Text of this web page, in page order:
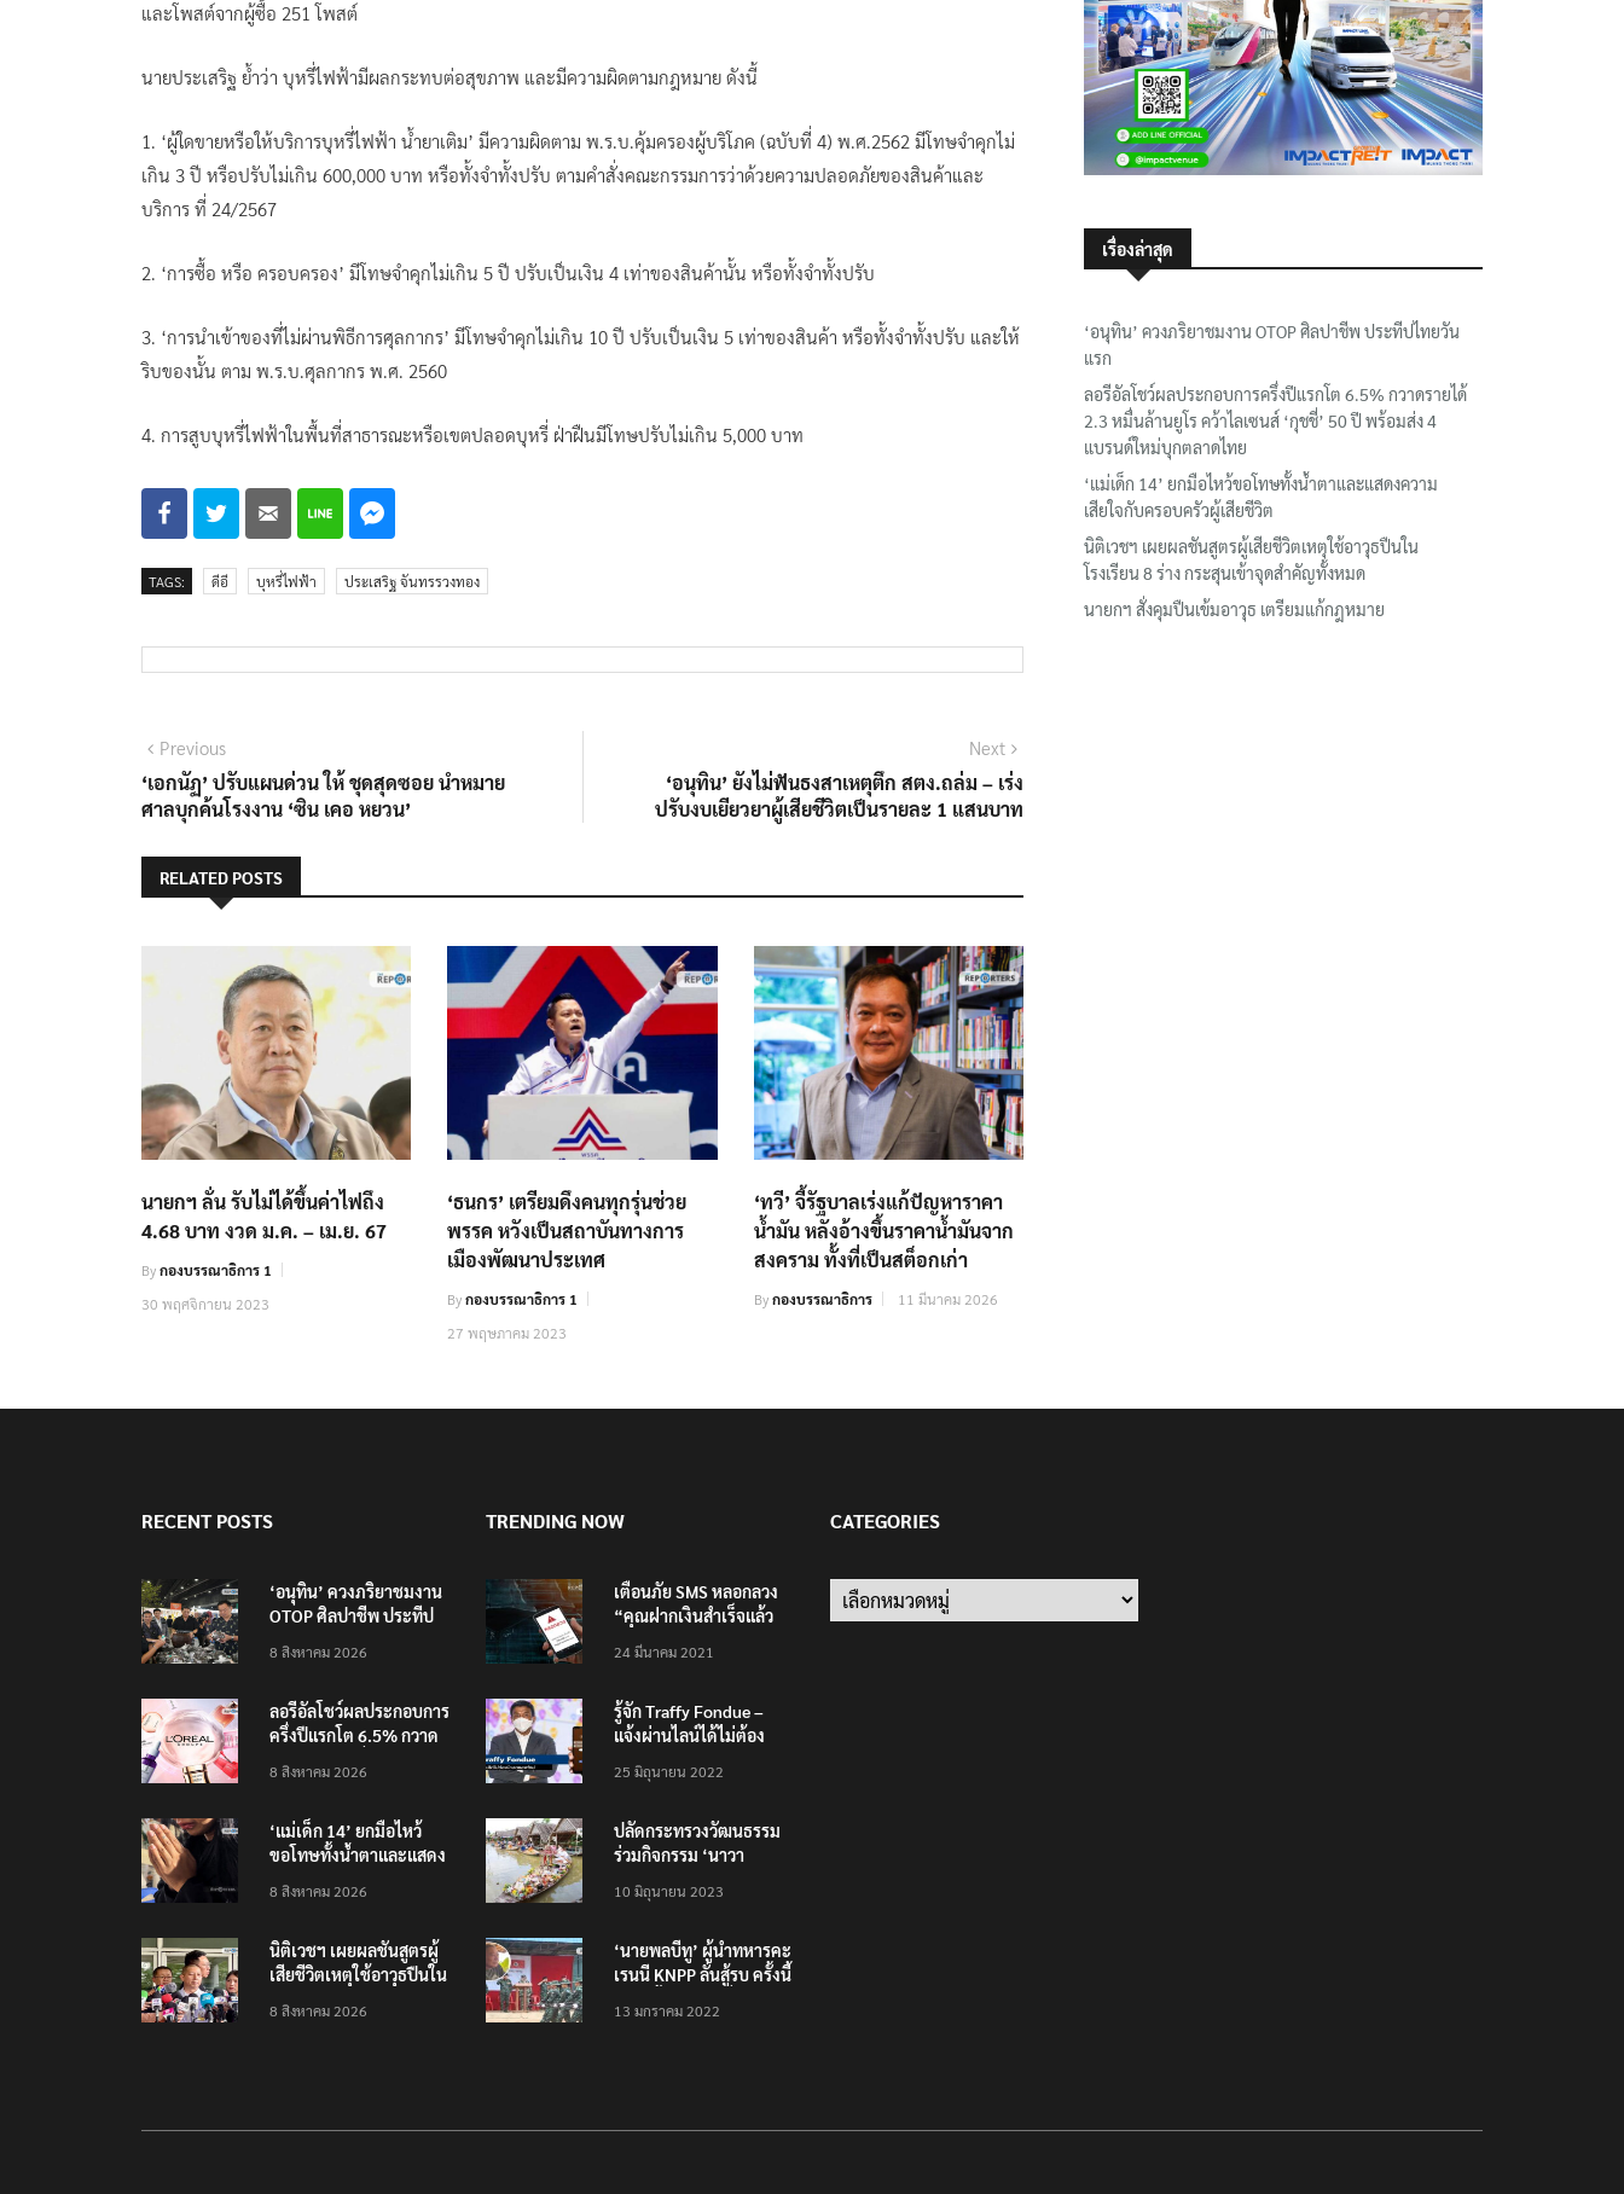
และโพสต์จากผู้ซื้อ 251 โพสต์
นายประเสริฐ​ ย้ำว่า บุหรี่ไฟฟ้ามีผลกระทบต่อสุขภาพ และมีความผิดตามกฎหมาย ดังนี้
1.​ ‘ผู้ใดขายหรือให้บริการบุหรี่ไฟฟ้า น้ำยาเติม’ มีความผิดตาม พ.ร.บ.คุ้มครองผู้บริโภค (ฉบับที่ 4) พ.ศ.2562 มีโทษจำคุกไม่
เกิน 3 ปี หรือปรับไม่เกิน 600,000 บาท หรือทั้งจำทั้งปรับ ตามคำสั่งคณะกรรมการว่าด้วยความปลอดภัยของสินค้าและ
บริการ ที่ 24/2567
2.​ ‘การซื้อ หรือ ครอบครอง’ มีโทษจำคุกไม่เกิน 5 ปี ปรับเป็นเงิน 4 เท่าของสินค้านั้น หรือทั้งจำทั้งปรับ
3.​ ‘การนำเข้าของที่ไม่ผ่านพิธีการศุลกากร’ มีโทษจำคุกไม่เกิน 10 ปี ปรับเป็นเงิน 5 เท่าของสินค้า หรือทั้งจำทั้งปรับ และให้
ริบของนั้น ตาม พ.ร.บ.ศุลกากร พ.ศ. 2560
4.​ การสูบบุหรี่ไฟฟ้าในพื้นที่สาธารณะหรือเขตปลอดบุหรี่ ฝ่าฝืนมีโทษปรับไม่เกิน 5,000 บาท
TAGS: ดีอี บุหรี่ไฟฟ้า ประเสริฐ จันทรรวงทอง
แนะแนว
เรื่อง
PreviousPrevious
post:
‘เอกนัฏ’ ปรับแผนด่วน ให้ ชุดสุดซอย นำหมาย
ศาลบุกค้นโรงงาน ‘ซิน เคอ หยวน’
Next
‘อนุทิน’ ยังไม่ฟันธงสาเหตุตึก สตง.ถล่ม – เร่ง
ปรับงบเยียวยาผู้เสียชีวิตเป็นรายละ 1 แสนบาท
RELATED POSTS
นายกฯ ลั่น รับไม่ได้ขึ้นค่าไฟถึง
4.68 บาท งวด ม.ค. – เม.ย. 67
Byกองบรรณาธิการ 1
30 พฤศจิกายน 2023
‘ธนกร’ เตรียมดึงคนทุกรุ่นช่วย
พรรค หวังเป็นสถาบันทางการ
เมืองพัฒนาประเทศ
Byกองบรรณาธิการ 1
27 พฤษภาคม 2023
‘ทวี’ จี้รัฐบาลเร่งแก้ปัญหาราคา
น้ำมัน หลังอ้างขึ้นราคาน้ำมันจาก
สงคราม ทั้งที่เป็นสต็อกเก่า
Byกองบรรณาธิการ 11 มีนาคม 2026
เรื่องล่าสุด
‘อนุทิน’ ควงภริยาชมงาน OTOP ศิลปาชีพ ประทีปไทยวัน
แรก
ลอรีอัลโชว์ผลประกอบการครึ่งปีแรกโต 6.5% กวาดรายได้
2.3 หมื่นล้านยูโร คว้าไลเซนส์ ‘กุชชี่’ 50 ปี พร้อมส่ง 4
แบรนด์ใหม่บุกตลาดไทย
‘แม่เด็ก 14’ ยกมือไหว้ขอโทษทั้งน้ำตาและแสดงความ
เสียใจกับครอบครัวผู้เสียชีวิต
นิติเวชฯ เผยผลชันสูตรผู้เสียชีวิตเหตุใช้อาวุธปืนใน
โรงเรียน 8 ร่าง กระสุนเข้าจุดสำคัญทั้งหมด
นายกฯ สั่งคุมปืนเข้มอาวุธ เตรียมแก้กฎหมาย
RECENT POSTS
‘อนุทิน’ ควงภริยาชมงาน
OTOP ศิลปาชีพ ประทีป
8 สิงหาคม 2026
ลอรีอัลโชว์ผลประกอบการ
ครึ่งปีแรกโต 6.5% กวาด
คว้าไลเซนส์ ‘กุชชี่’ 50 ปี
ตลาดไทย
8 สิงหาคม 2026
‘แม่เด็ก 14’ ยกมือไหว้
ขอโทษทั้งน้ำตาและแสดง
เสียชีวิต
8 สิงหาคม 2026
นิติเวชฯ เผยผลชันสูตรผู้
เสียชีวิตเหตุใช้อาวุธปืนใน
จุดสำคัญทั้งหมด
8 สิงหาคม 2026
TRENDING NOW
เตือนภัย SMS หลอกลวง
“คุณฝากเงินสำเร็จแล้ว
200,000 บาท”
24 มีนาคม 2021
รู้จัก Traffy Fondue –
แจ้งผ่านไลน์ได้ไม่ต้อง
ทั่วไทย ไม่ใช่แค่ในกรุง
25 มิถุนายน 2022
ปลัดกระทรวงวัฒนธรรม
ร่วมกิจกรรม ‘นาวา
ตักบาตรทางน้ำ
10 มิถุนายน 2023
‘นายพลบีทู’ ผู้นำทหารคะ
เรนนี KNPP ลั่นสู้รบ ครั้งนี้
ประชาชนต้องชนะ
13 มกราคม 2022
CATEGORIES
Categories